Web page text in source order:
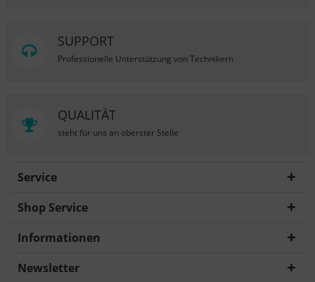
SUPPORT
Professionelle Unterstützung von Technikern
QUALITÄT
steht für uns an oberster Stelle
Service
Shop Service
Informationen
Newsletter